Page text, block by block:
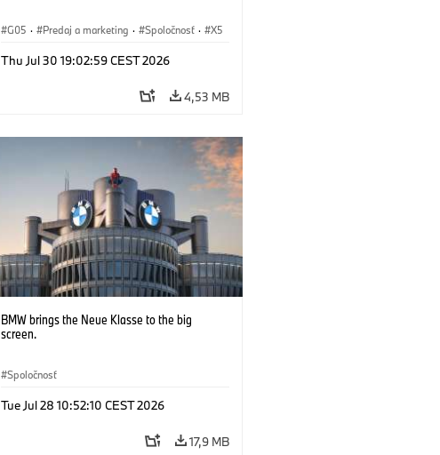
G05 · Predaj a marketing · Spoločnosť · X5
Thu Jul 30 19:02:59 CEST 2026
4,53 MB
BMW brings the Neue Klasse to the big
screen.
Spoločnosť
Tue Jul 28 10:52:10 CEST 2026
17,9 MB